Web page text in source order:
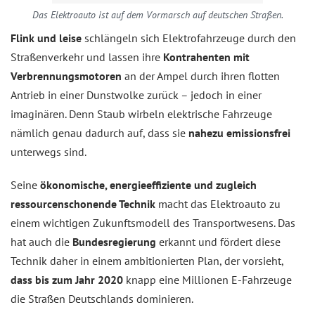
Das Elektroauto ist auf dem Vormarsch auf deutschen Straßen.
Flink und leise schlängeln sich Elektrofahrzeuge durch den
Straßenverkehr und lassen ihre Kontrahenten mit
Verbrennungsmotoren an der Ampel durch ihren flotten
Antrieb in einer Dunstwolke zurück – jedoch in einer
imaginären. Denn Staub wirbeln elektrische Fahrzeuge
nämlich genau dadurch auf, dass sie nahezu emissionsfrei
unterwegs sind.
Seine ökonomische, energieeffiziente und zugleich
ressourcenschonende Technik macht das Elektroauto zu
einem wichtigen Zukunftsmodell des Transportwesens. Das
hat auch die Bundesregierung erkannt und fördert diese
Technik daher in einem ambitionierten Plan, der vorsieht,
dass bis zum Jahr 2020 knapp eine Millionen E-Fahrzeuge
die Straßen Deutschlands dominieren.